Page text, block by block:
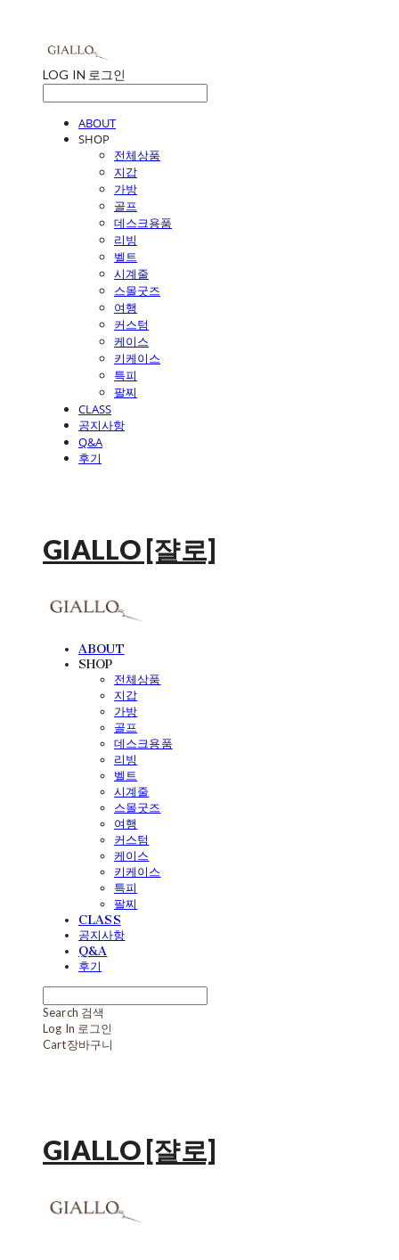
LOG IN 로그인
ABOUT
SHOP
전체상품
지갑
가방
골프
데스크용품
리빙
벨트
시계줄
스몰굿즈
여행
커스텀
케이스
키케이스
특피
팔찌
CLASS
공지사항
Q&A
후기
GIALLO [쟐로]
ABOUT
SHOP
전체상품
지갑
가방
골프
데스크용품
리빙
벨트
시계줄
스몰굿즈
여행
커스텀
케이스
키케이스
특피
팔찌
CLASS
공지사항
Q&A
후기
Search 검색
Log In 로그인
Cart장바구니
GIALLO [쟐로]